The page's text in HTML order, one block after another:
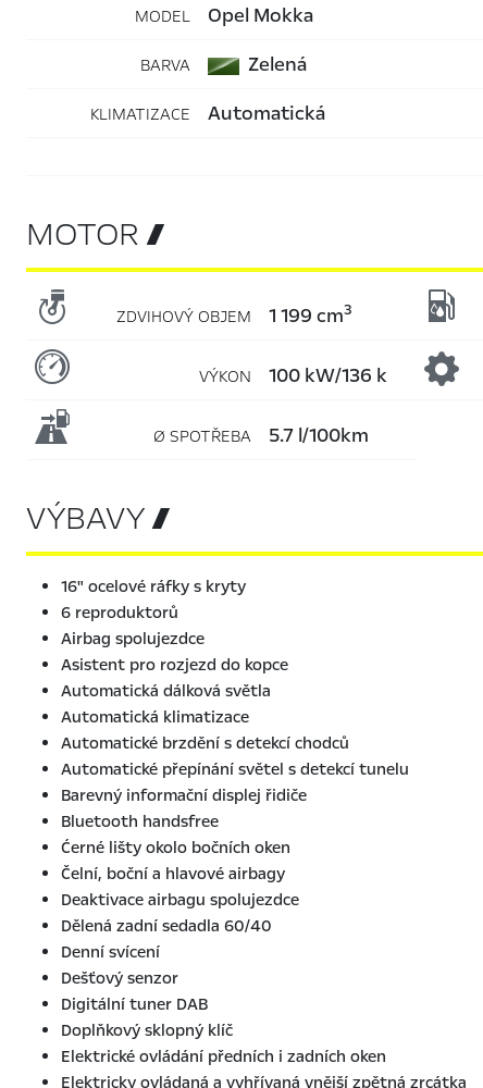
MODEL Opel Mokka
BARVA Zelená
KLIMATIZACE automatická
MOTOR 
 ZDVIHOVÝ OBJEM 1 199 cm3 
 VÝKON 100 kW/136 k
 Ø SPOTŘEBA 5.7 l/100km
VÝBAVY 
16" ocelové ráfky s kryty
6 reproduktorů
Airbag spolujezdce
Asistent pro rozjezd do kopce
Automatická dálková světla
Automatická klimatizace
Automatické brzdění s detekcí chodců
Automatické přepínání světel s detekcí tunelu
Barevný informační displej řidiče
Bluetooth handsfree
Ćerné lišty okolo bočních oken
Čelní, boční a hlavové airbagy
Deaktivace airbagu spolujezdce
Dělená zadní sedadla 60/40
Denní svícení
Dešťový senzor
Digitální tuner DAB
Doplňkový sklopný klíč
Elektrické ovládání předních i zadních oken
Elektricky ovládaná a vyhřívaná vnější zpětná zrcátka